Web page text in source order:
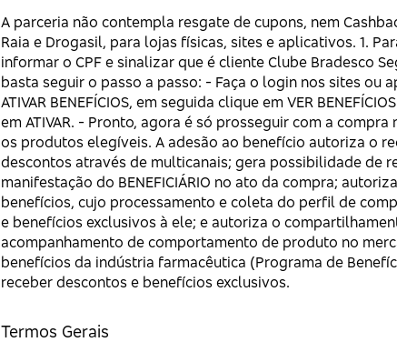
A parceria não contempla resgate de cupons, nem
Raia e Drogasil, para lojas físicas, sites e aplicativos. 1.
informar o CPF e sinalizar que é cliente Clube Bradesco
basta seguir o passo a passo: - Faça o login nos sites ou
ATIVAR BENEFÍCIOS, em seguida clique em VER
em ATIVAR. - Pronto, agora é só prosseguir com a
os produtos elegíveis. A adesão ao benefício autoriza o
descontos através de multicanais; gera possibilidade de
manifestação do BENEFICIÁRIO no ato da compra;
benefícios, cujo processamento e coleta do perfil de
e benefícios exclusivos à ele; e autoriza o
acompanhamento de comportamento de produto no
benefícios da indústria farmacêutica (Programa de
receber descontos e benefícios exclusivos.
Termos Gerais